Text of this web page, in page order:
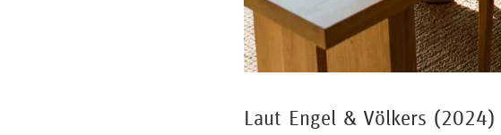
Laut Engel & Völkers